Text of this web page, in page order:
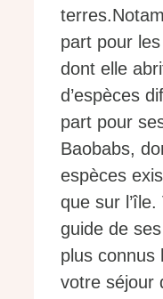
part pour
dont elle
d’espèces
part pour
Baobabs,
espèces
que sur
guide de
plus connus
votre séjour